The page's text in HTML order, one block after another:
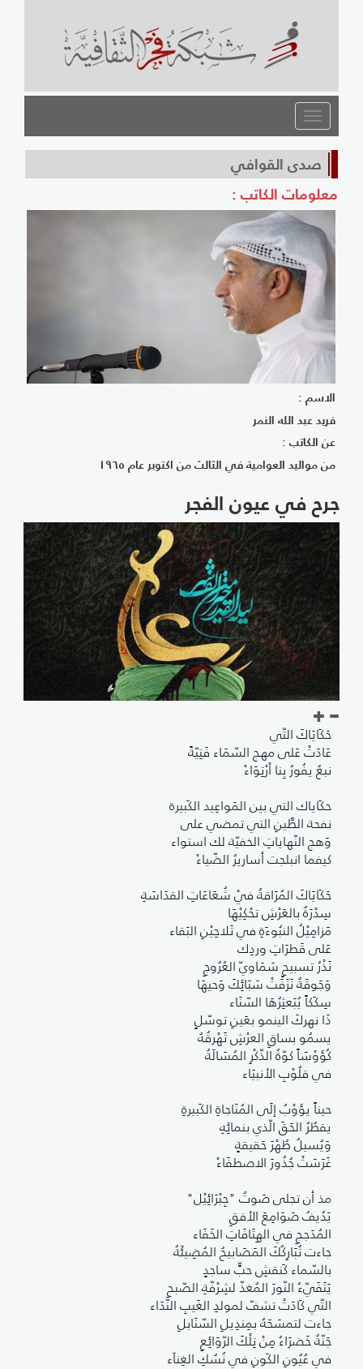
القائمة
صدى القوافي
معلومات الكاتب :
الاسم :
فريد عبد الله النمر
عن الكاتب :
من مواليد العوامية في الثالث من اكتوبر عام ١٩٦٥
جرح في عيون الفجر
حَكَايَاكَ التّي
عَادَتْ عَلى مهج السّمَاء فَتِيّةً
نبعٌ يفُورُ بِنا اْرْتِوَاءْ
حكَاياك التي بين المَواعِيد الكَبيرة
نفحة الطَّينِ التي تمضي على
وَهج النّهاياتِ الخفيّة لك استواء
كيفما انبلجت أساريرُ الضّياءْ
حَكَايَاكَ المُرَاقةُ فيْ شُعَاعَاتِ القدَاسَةِ
سِدْرَةٌ بالعَرْشِ تحْكِيْهَا
مَزامِيْلُ النبُوءَةِ في تَلاحِيْنِ البَقاء
عَلى قَطرَاتِ وردِك
نَذْرُ تسبيحٍ سَمَاويّ العُرُوجِ
وَجَوقَةٌ نَزَفَتْ سَبَائِكَ وَحيهَا
سِكَكاً يُبَعثِرُهَا السّنَاء
ذَا نهركَ الينمو بعَينِ توسّلٍ
يسمُو بساقِ العرْشِ تَهْرقُهُ
كُؤوْسَاً كوّةُ الذّكْرِ المُسَالَةُ
في قلُوْبِ الأنبيَاء
حيناً يؤوْبُ إلَى المُنَاجاةِ الكَبيرةِ
يقطُرُ الحَقَ الّذي بنمائِهِ
وَيُسيلُ طُهْرَ حَقيقةٍ
غَرَسَتْ جُذُورَ الاصطفَاءْ
مذ أن تجلى صَوتُ "جِبْرَائِيْل"
يَدُيفُ صَوَامِعَ الأفقِ
المُدَججِ في الهِتَافَاتِ الخَفَاء
جاءت تُبَارِكُكَ المَصَابيحُ المُضِيئَةُ
بالسّماء كَنقشِ حبٍّ ساجدٍ
يَتَفَيّءُ النّورَ المُغذّ لشِرْفّةِ الصّبحِ
التّي كَادَتْ تشفّ لمولدِ الغَيبِ النّدَاء
جاءت لتمسَحَهُ بمِندِيلِ السّنَابلِ
جَنّةٌ خَضرَاءُ مِنْ تِلْكَ الرّوَائِعِ
في عُيُونِ الكَونِ في نُسُكِ الغِناَء